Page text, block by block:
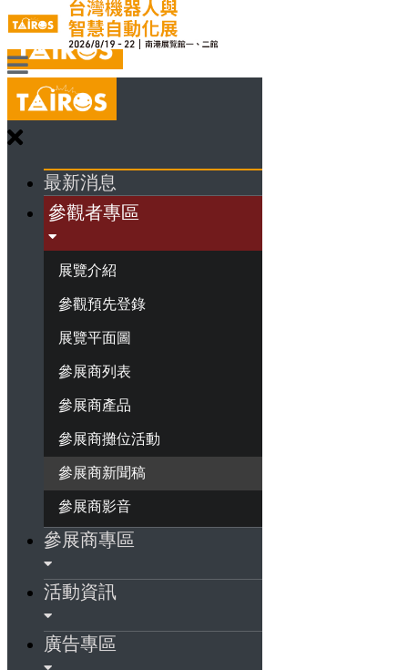
最新消息
參觀者專區
展覽介紹
參觀預先登錄
展覽平面圖
參展商列表
參展商產品
參展商攤位活動
參展商新聞稿
參展商影音
參展商專區
活動資訊
廣告專區